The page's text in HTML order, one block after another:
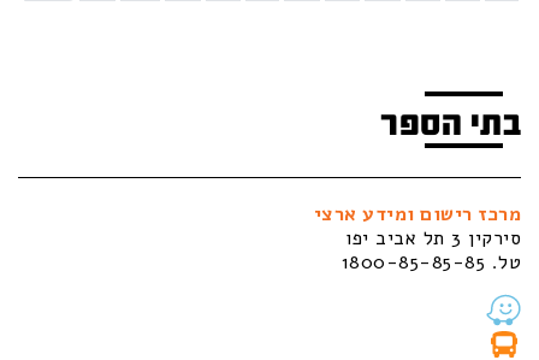
בתי הספר
מרכז רישום ומידע ארצי
סירקין 3 תל אביב יפו
טל. 1800-85-85-85